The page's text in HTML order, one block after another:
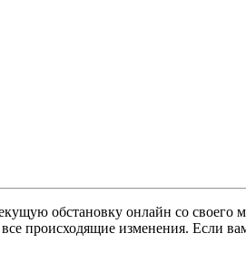
обстановку онлайн со своего
происходящие изменения. Если